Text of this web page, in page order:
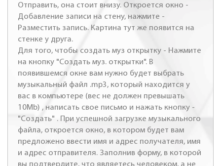
Отправить, она стоит внизу. Откроется окно -
Добавление записи на стену, нажмите -
Разместить запись. Картина тут же появится на
стенке у друга.
Для того, чтобы создать муз открытку - Нажмите
на кнопку "Создать муз. открытки". В
появившемся окне вам нужно будет выбрать
музыкальный файл .mp3, который находится у
вас в компьютере (вес не должен превышать
10Mb) , написать свое письмо и нажать кнопку -
"Создать" . При успешной загрузке музыкального
файла, откроется окно, в котором будет вам
предложено ввести имя и адрес получателя, имя
и адрес отправителя. Заполнив форму, в которой
вы подтвердите, что являетесь человеком, а не